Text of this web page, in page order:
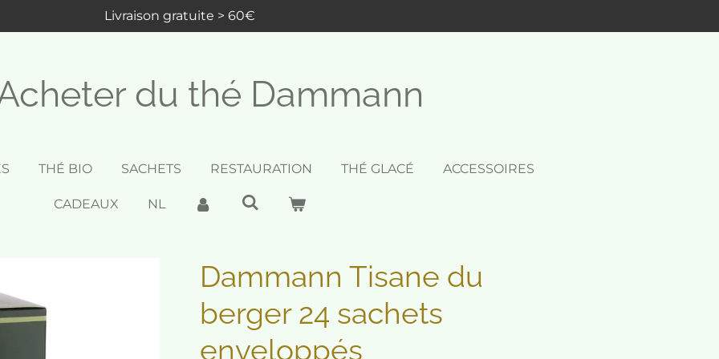
Livraison gratuite > 60€
du thé Dammann
THÉ BIO SACHETS RESTAURATION THÉ GLACÉ ACCESSOIRES
CADEAUX NL
Dammann Tisane du
berger 24 sachets
enveloppés